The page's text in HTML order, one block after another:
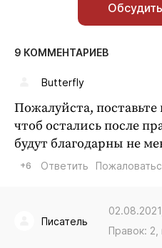
9 КОММЕНТАРИЕВ
Butterfly
Пожалуйста,
чтоб остались после
будут благодарны не
+6 Ответить
Писатель
Правок: 2,